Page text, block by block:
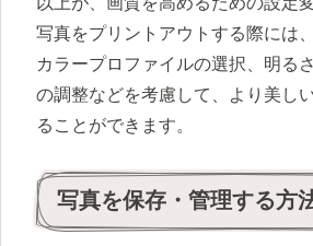
写真をプリントアウトする際には
カラープロファイルの選択、明る
の調整などを考慮して、より美し
ることができます。
写真を保存・管理する方